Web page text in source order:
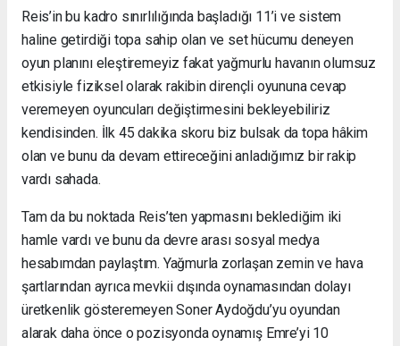
Reis’in bu kadro sınırlılığında başladığı 11’i ve sistem
haline getirdiği topa sahip olan ve set hücumu deneyen
oyun planını eleştiremeyiz fakat yağmurlu havanın olumsuz
etkisiyle fiziksel olarak rakibin dirençli oyununa cevap
veremeyen oyuncuları değiştirmesini bekleyebiliriz
kendisinden. İlk 45 dakika skoru biz bulsak da topa hâkim
olan ve bunu da devam ettireceğini anladığımız bir rakip
vardı sahada.
Tam da bu noktada Reis’ten yapmasını beklediğim iki
hamle vardı ve bunu da devre arası sosyal medya
hesabımdan paylaştım. Yağmurla zorlaşan zemin ve hava
şartlarından ayrıca mevkii dışında oynamasından dolayı
üretkenlik gösteremeyen Soner Aydoğdu’yu oyundan
alarak daha önce o pozisyonda oynamış Emre’yi 10